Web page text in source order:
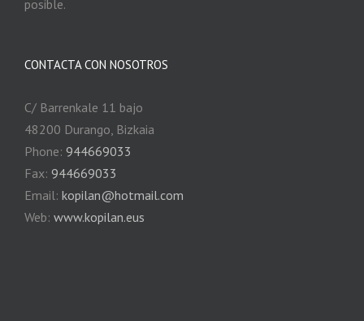
posible.
CONTACTA CON NOSOTROS
C/ Barrenkale 11 bajo
48200 Durango, Bizkaia
Phone: 944669033
Fax: 944669033
Email: kopilan@hotmail.com
Web: www.kopilan.eus